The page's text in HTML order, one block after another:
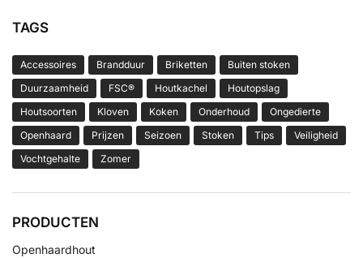
TAGS
Accessoires Brandduur Briketten
Buiten stoken
Duurzaamheid
FSC® Houtkachel
Houtopslag
Houtsoorten
Kloven Koken Onderhoud
Ongedierte
Openhaard
Prijzen Seizoen Stoken Tips
Veiligheid
Vochtgehalte
Zomer
PRODUCTEN
Openhaardhout